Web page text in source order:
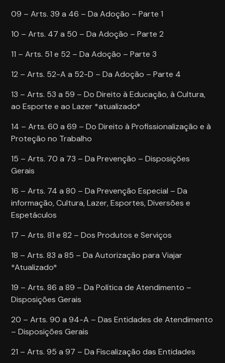
09 – Arts. 39 a 46 – Da Adoção – Parte 1
10 – Arts. 47 a 50 – Da Adoção – Parte 2
11 – Arts. 51 e 52 – Da Adoção – Parte 3
12 – Arts. 52-A a 52-D – Da Adoção – Parte 4
13 – Arts. 53 a 59 – Do Direito à Educação, à Cultura,
ao Esporte e ao Lazer *atualizado*
14 – Arts. 60 a 69 – Do Direito à Profissionalização e à
Proteção no Trabalho
15 – Arts. 70 a 73 – Da Prevenção – Disposições
Gerais
16 – Arts. 74 a 80 – Da Prevenção Especial – Da
informação, Cultura, Lazer, Esportes, Diversões e
Espetáculos
17 – Arts. 81 e 82 – Dos Produtos e Serviços
18 – Arts. 83 a 85 – Da Autorização para Viajar
*Atualizado*
19 – Arts. 86 a 89 – Da Política de Atendimento –
Disposições Gerais
20 – Arts. 90 a 94-A – Das Entidades de Atendimento
– Disposições Gerais
21 – Arts. 95 a 97 – Da Fiscalização das Entidades